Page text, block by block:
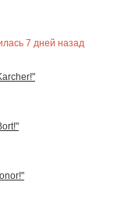
7 дней назад